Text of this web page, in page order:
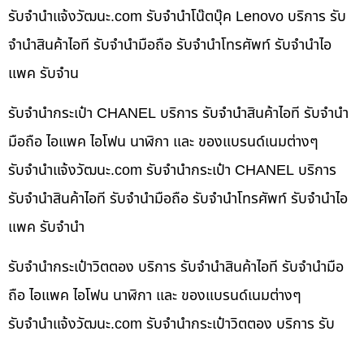
รับจํานําแจ้งวัฒนะ.com รับจำนำโน๊ตบุ๊ค Lenovo บริการ รับ
จำนำสินค้าไอที รับจำนำมือถือ รับจำนำโทรศัพท์ รับจำนำไอ
แพค รับจำน
รับจำนำกระเป๋า CHANEL บริการ รับจำนำสินค้าไอที รับจำนำ
มือถือ ไอแพค ไอโฟน นาฬิกา และ ของแบรนด์เนมต่างๆ
รับจํานําแจ้งวัฒนะ.com รับจำนำกระเป๋า CHANEL บริการ
รับจำนำสินค้าไอที รับจำนำมือถือ รับจำนำโทรศัพท์ รับจำนำไอ
แพค รับจำนำ
รับจำนำกระเป๋าวิตตอง บริการ รับจำนำสินค้าไอที รับจำนำมือ
ถือ ไอแพค ไอโฟน นาฬิกา และ ของแบรนด์เนมต่างๆ
รับจํานําแจ้งวัฒนะ.com รับจำนำกระเป๋าวิตตอง บริการ รับ